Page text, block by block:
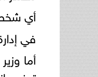
أي
في
أما